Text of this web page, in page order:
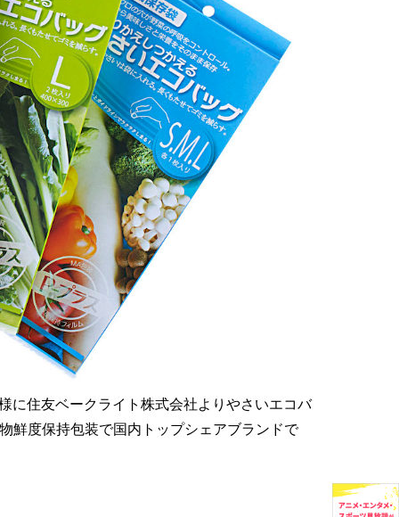
に住友ベークライト株式会社よりやさいエコバ
鮮度保持包装で国内トップシェアブランドで